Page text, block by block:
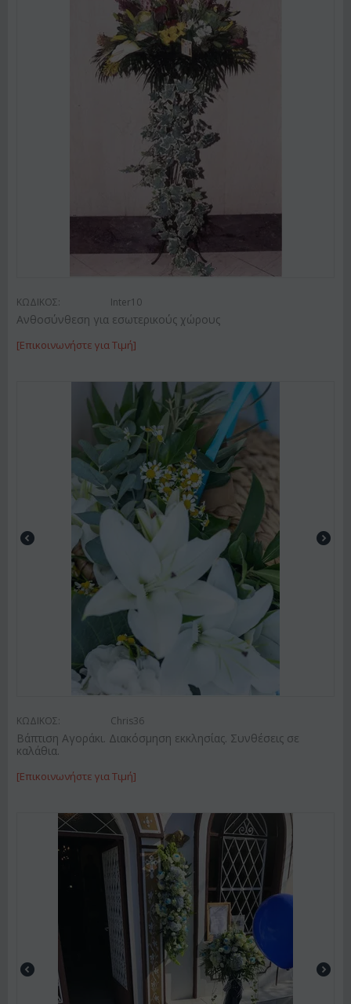
ΚΩΔΙΚΟΣ: Inter10
Ανθοσύνθεση για εσωτερικούς χώρους
[Επικοινωνήστε για Τιμή]
ΚΩΔΙΚΟΣ: Chris36
Βάπτιση Αγοράκι. Διακόσμηση εκκλησίας. Συνθέσεις σε
καλάθια.
[Επικοινωνήστε για Τιμή]